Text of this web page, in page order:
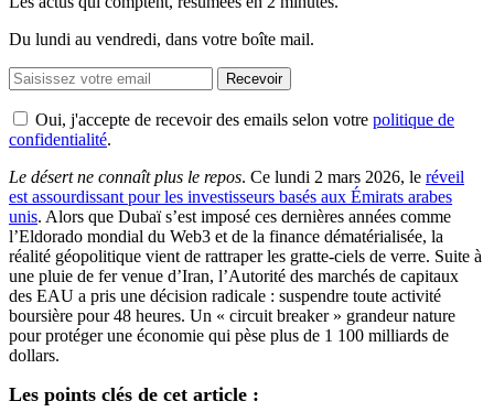
Du lundi au vendredi, dans votre boîte mail.
Recevoir
Oui, j'accepte de recevoir des emails selon votre politique de
confidentialité.
Le désert ne connaît plus le repos. Ce lundi 2 mars 2026, le réveil
est assourdissant pour les investisseurs basés aux Émirats arabes
unis. Alors que Dubaï s’est imposé ces dernières années comme
l’Eldorado mondial du Web3 et de la finance dématérialisée, la
réalité géopolitique vient de rattraper les gratte-ciels de verre. Suite à
une pluie de fer venue d’Iran, l’Autorité des marchés de capitaux
des EAU a pris une décision radicale : suspendre toute activité
boursière pour 48 heures. Un « circuit breaker » grandeur nature
pour protéger une économie qui pèse plus de 1 100 milliards de
dollars.
Les points clés de cet article :